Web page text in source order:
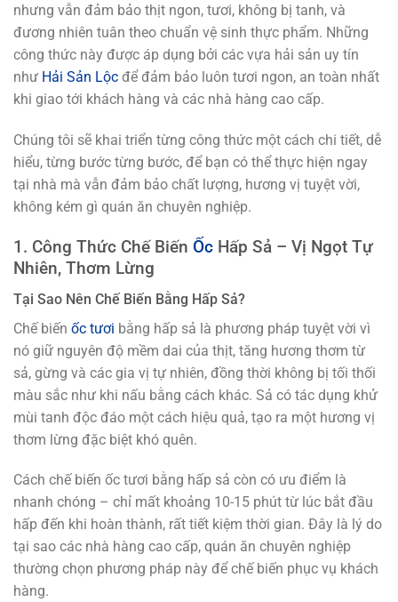
nhưng vẫn đảm bảo thịt ngon, tươi, không bị tanh, và
đương nhiên tuân theo chuẩn vệ sinh thực phẩm. Những
công thức này được áp dụng bởi các vựa hải sản uy tín
như Hải Sản Lộc để đảm bảo luôn tươi ngon, an toàn nhất
khi giao tới khách hàng và các nhà hàng cao cấp.
Chúng tôi sẽ khai triển từng công thức một cách chi tiết, dễ
hiểu, từng bước từng bước, để bạn có thể thực hiện ngay
tại nhà mà vẫn đảm bảo chất lượng, hương vị tuyệt vời,
không kém gì quán ăn chuyên nghiệp.
1. Công Thức Chế Biến Ốc Hấp Sả – Vị Ngọt Tự
Nhiên, Thơm Lừng
Tại Sao Nên Chế Biến Bằng Hấp Sả?
Chế biến ốc tươi bằng hấp sả là phương pháp tuyệt vời vì
nó giữ nguyên độ mềm dai của thịt, tăng hương thơm từ
sả, gừng và các gia vị tự nhiên, đồng thời không bị tối thối
màu sắc như khi nấu bằng cách khác. Sả có tác dụng khử
mùi tanh độc đáo một cách hiệu quả, tạo ra một hương vị
thơm lừng đặc biệt khó quên.
Cách chế biến ốc tươi bằng hấp sả còn có ưu điểm là
nhanh chóng – chỉ mất khoảng 10-15 phút từ lúc bắt đầu
hấp đến khi hoàn thành, rất tiết kiệm thời gian. Đây là lý do
tại sao các nhà hàng cao cấp, quán ăn chuyên nghiệp
thường chọn phương pháp này để chế biến phục vụ khách
hàng.